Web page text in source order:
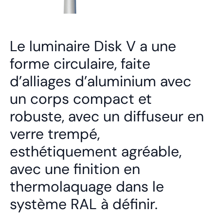
Le luminaire Disk V a une
forme circulaire, faite
d’alliages d’aluminium avec
un corps compact et
robuste, avec un diffuseur en
verre trempé,
esthétiquement agréable,
avec une finition en
thermolaquage dans le
système RAL à définir.